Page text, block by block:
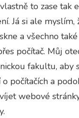
to zase tak
Já si ale myslím,
a všechno
počítač. Můj
fakultu, aby
počítačích a
webové